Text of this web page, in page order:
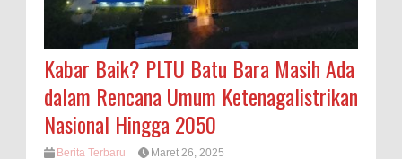
Kabar Baik? PLTU Batu Bara Masih Ada
dalam Rencana Umum Ketenagalistrikan
Nasional Hingga 2050
Berita Terbaru Maret 26, 2025